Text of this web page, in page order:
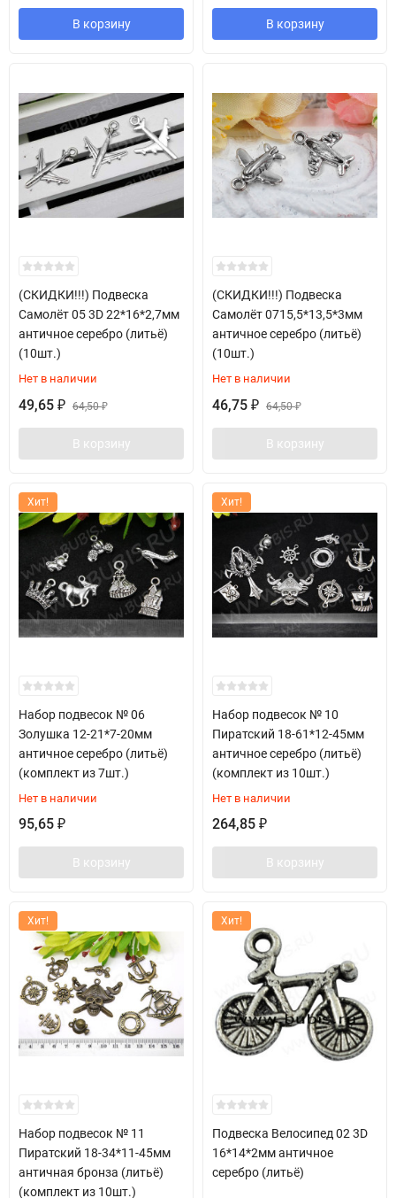
В корзину В корзину
(СКИДКИ!!!) Подвеска
Самолёт 05 3D 22*16*2,7мм
античное серебро (литьё)
(10шт.)
Нет в наличии
49,65 ₽ 64,50₽
В корзину
(СКИДКИ!!!) Подвеска
Самолёт 0715,5*13,5*3мм
античное серебро (литьё)
(10шт.)
Нет в наличии
46,75 ₽ 64,50₽
В корзину
Хит!
Набор подвесок № 06
Золушка 12-21*7-20мм
античное серебро (литьё)
(комплект из 7шт.)
Нет в наличии
95,65 ₽
В корзину
Хит!
Набор подвесок № 10
Пиратский 18-61*12-45мм
античное серебро (литьё)
(комплект из 10шт.)
Нет в наличии
264,85 ₽
В корзину
Хит!
Набор подвесок № 11
Пиратский 18-34*11-45мм
античная бронза (литьё)
(комплект из 10шт.)
Хит!
Подвеска Велосипед 02 3D
16*14*2мм античное
серебро (литьё)